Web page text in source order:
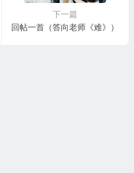
下一篇
回帖一首（答向老师《难》）